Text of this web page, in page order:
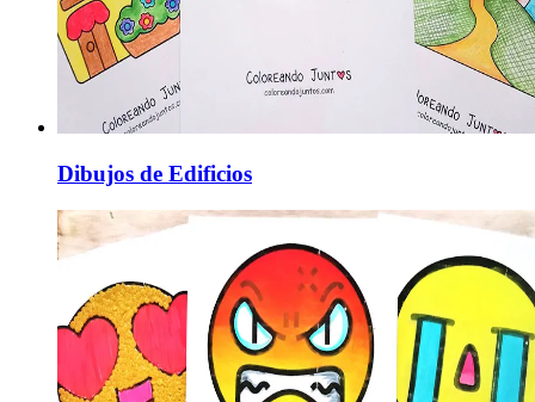
Dibujos de Edificios